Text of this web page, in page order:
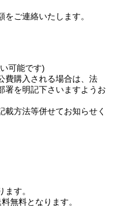
ご連絡いたします。
可能です)
費購入される場合は、法
署を明記下さいますようお
載方法等併せてお知らせく
す。
無料となります。